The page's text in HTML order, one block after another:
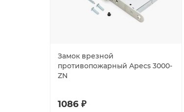
Замок врезной
противопожарный Apecs 3000-
ZN
1086 ₽